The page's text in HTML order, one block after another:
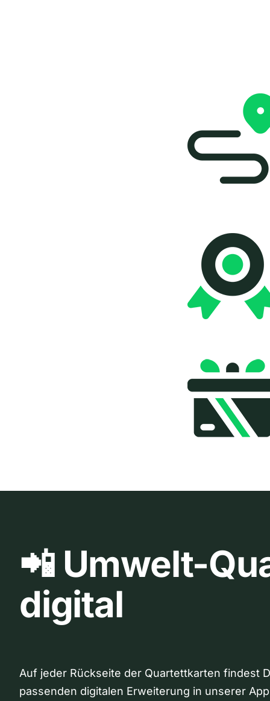
📲 Umwelt-
digital
Auf jeder Rückseite der Quartettkarten findest
passenden digitalen Erweiterung in unserer